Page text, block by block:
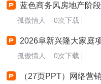
蓝色商务风房地产阶
孤傲情人 0次下载
2026阜新兴隆大家庭
孤傲情人 0次下载
（27页PPT）网络营